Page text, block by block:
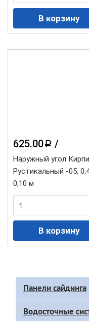
625.00 a /
Наружный угол
Рустикальный -05,
0,10 м
Доп
меню
каталога
Панели сайдинга
Водосточные